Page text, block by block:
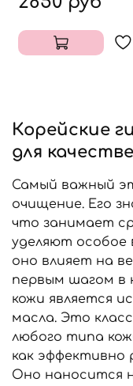
Корейские
для
Самый важный
очищение. Его
что занимает
уделяют особое
оно влияет на
первым шагом в
кожи является
масла. Это
любого типа
как эффективно
Оно наносится